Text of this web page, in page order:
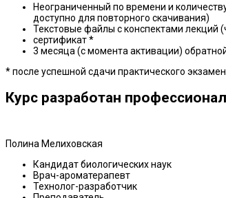
Неограниченный по времени и
доступно для повторного скачивания)
Текстовые файлы с конспектами лекций
сертификат *
3 месяца (с момента активации)
* после успешной сдачи практического
Курс разработан
Полина Мелиховская
Кандидат биологических наук
Врач-ароматерапевт
Технолог-разработчик